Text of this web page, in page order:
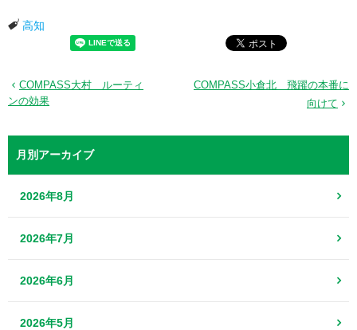
高知
COMPASS大村 ルーティ
ンの効果
COMPASS小倉北 飛躍の本番に
向けて
月別アーカイブ
2026年8月
2026年7月
2026年6月
2026年5月